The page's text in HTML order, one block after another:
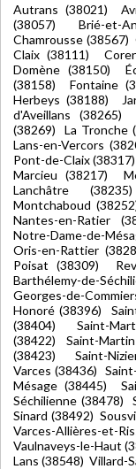
Autrans (38021)
(38057) Brié-et-
Chamrousse
Claix (38111)
Domène (38150)
(38158) Fontaine
Herbeys (38188)
d'Aveillans
(38269) La Tronche
Lans-en-Vercors
Pont-de-Claix
Marcieu (38217)
Lanchâtre
Montchaboud
Nantes-en-Ratier
Notre-Dame-de-
Oris-en-Rattier
Poisat (38309)
Barthélemy-de-
Georges-de-
Honoré (38396)
(38404) Saint-
(38422) Saint-
(38423) Saint-
Varces (38436)
Mésage (38445)
Séchilienne (38478)
Sinard (38492)
Varces-Allières-et-
Vaulnaveys-le-Haut
Lans (38548) Villard-